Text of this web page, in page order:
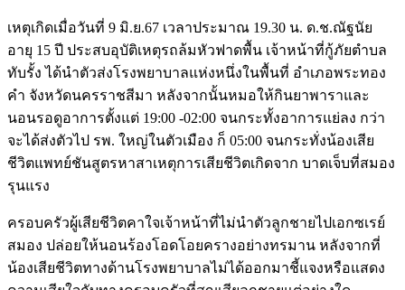
เหตุเกิดเมื่อวันที่ 9 มิ.ย.67 เวลาประมาณ 19.30 น. ด.ช.ณัฐนัย
อายุ 15 ปี ประสบอุบัติเหตุรถล้มหัวฟาดพื้น เจ้าหน้าที่กู้ภัยตำบล
ทับรั้ง ได้นำตัวส่งโรงพยาบาลแห่งหนึ่งในพื้นที่ อำเภอพระทอง
คำ จังหวัดนครราชสีมา หลังจากนั้นหมอให้กินยาพาราและ
นอนรอดูอาการตั้งแต่ 19:00 -02:00 จนกระทั้งอาการแย่ลง กว่า
จะได้ส่งตัวไป รพ. ใหญ่ในตัวเมือง ก็ 05:00 จนกระทั่งน้องเสีย
ชีวิตแพทย์ชันสูตรหาสาเหตุการเสียชีวิตเกิดจาก บาดเจ็บที่สมอง
รุนแรง
ครอบครัวผู้เสียชีวิตคาใจเจ้าหน้าที่ไม่นำตัวลูกชายไปเอกซเรย์
สมอง ปล่อยให้นอนร้องโอดโอยครางอย่างทรมาน หลังจากที่
น้องเสียชีวิตทางด้านโรงพยาบาลไม่ได้ออกมาชี้แจงหรือแสดง